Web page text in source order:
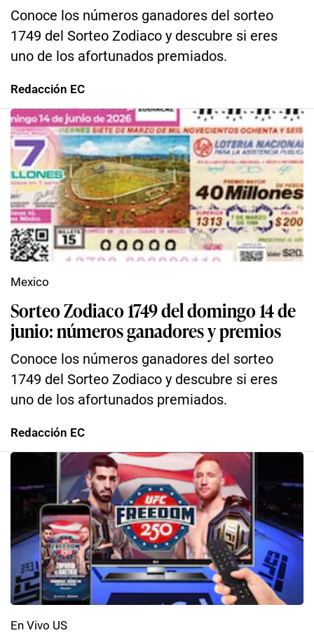
Conoce los números ganadores del sorteo
1749 del Sorteo Zodiaco y descubre si eres
uno de los afortunados premiados.
Redacción EC
Sorteo Zodiaco 1749 del domingo 14 de
junio: números ganadores y premios
Conoce los números ganadores del sorteo
1749 del Sorteo Zodiaco y descubre si eres
uno de los afortunados premiados.
Mexico
Redacción EC
En Vivo US